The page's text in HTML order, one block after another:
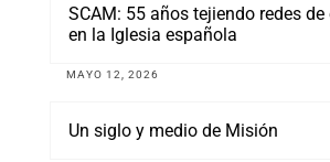
SCAM: 55 años tejiendo redes de
en la Iglesia española
MAYO 12, 2026
Un siglo y medio de Misión